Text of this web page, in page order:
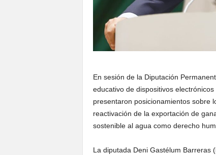
En sesión de la Diputación
educativo de dispositivos
presentaron posicionamientos sobre
reactivación de la exportación de
sostenible al agua como derecho
La diputada Deni Gastélum Barreras